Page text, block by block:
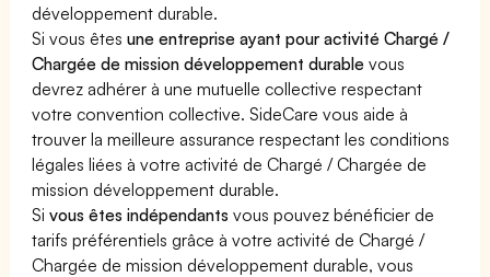
développement durable.
Si vous êtesune entreprise ayant pour activité Chargé /
Chargée de mission développement durable vous
devrez adhérer à une mutuelle collective respectant
votre convention collective. SideCare vous aide à
trouver la meilleure assurance respectant les conditions
légales liées à votre activité de Chargé / Chargée de
mission développement durable.
Sivous êtes indépendants vous pouvez bénéficier de
tarifs préférentiels grâce à votre activité de Chargé /
Chargée de mission développement durable, vous